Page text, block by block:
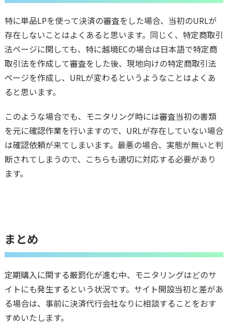
特に単品LPを使って決済の審査をした場合、当初のURLが
存在しないことはよくあると思います。同じく、特定商取引
法ページに関しても、特に越境ECの場合は日本語で特定商
取引法を作成して審査をした後、現地向けの特定商取引法
ページを作成し、URLが変わるというようなことはよくあ
ると思います。
このような場合でも、モニタリング時には審査当初の書類
を元に確認作業を行いますので、URLが存在していない場合
は確認依頼が来てしまいます。最悪の場合、実態が無いと判
断されてしまうので、こちらも適切に対応する必要があり
ます。
まとめ
定期購入に関する厳罰化が進む中、モニタリングはどのサ
イトにも発生するという状況です。サイト開設当初と差があ
る場合は、事前に決済代行会社なりに相談することをおす
すめいたします。